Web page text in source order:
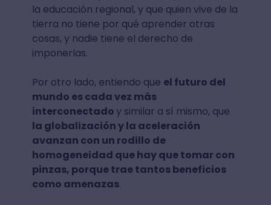
la educación regional, y que quien vive de la
tierra no tiene por qué aprender otras
cosas, y nadie tiene el derecho de
imponerlas.
Por otro lado, entiendo que el futuro del
mundo es cada vez más
interconectadoy similar a sí mismo, que
la globalización y la aceleración
avanzan con un rodillo de
homogeneidad que hay que tomar con
pinzas, porque trae tantos beneficios
como amenazas.